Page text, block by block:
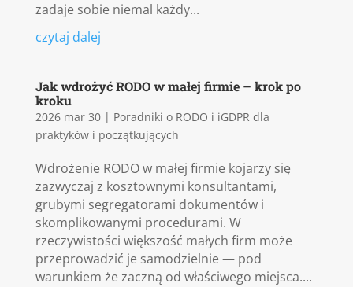
zadaje sobie niemal każdy...
czytaj dalej
Jak wdrożyć RODO w małej firmie – krok po
kroku
2026 mar 30| Poradniki o RODO i iGDPR dla
praktyków i początkujących
Wdrożenie RODO w małej firmie kojarzy się
zazwyczaj z kosztownymi konsultantami,
grubymi segregatorami dokumentów i
skomplikowanymi procedurami. W
rzeczywistości większość małych firm może
przeprowadzić je samodzielnie — pod
warunkiem że zaczną od właściwego miejsca....